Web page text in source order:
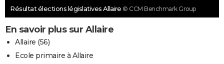
Résultat élections législatives Allaire © CCM Benchmark Group
En savoir plus sur Allaire
Allaire (56)
Ecole primaire à Allaire